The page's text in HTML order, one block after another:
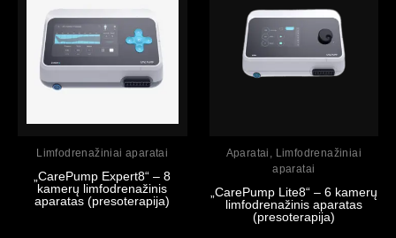
Limfodrenažiniai aparatai
„CarePump Expert8“ – 8
kamerų limfodrenažinis
aparatas (presoterapija)
Aparatai , Limfodrenažiniai
aparatai
„CarePump Lite8“ – 6 kamerų
limfodrenažinis aparatas
(presoterapija)